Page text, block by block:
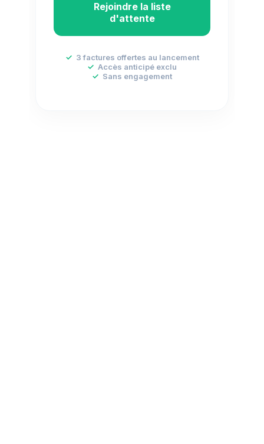
Rejoindre la liste
d'attente
✓ 3 factures offertes au lancement
✓ Accès anticipé exclu
✓ Sans engagement